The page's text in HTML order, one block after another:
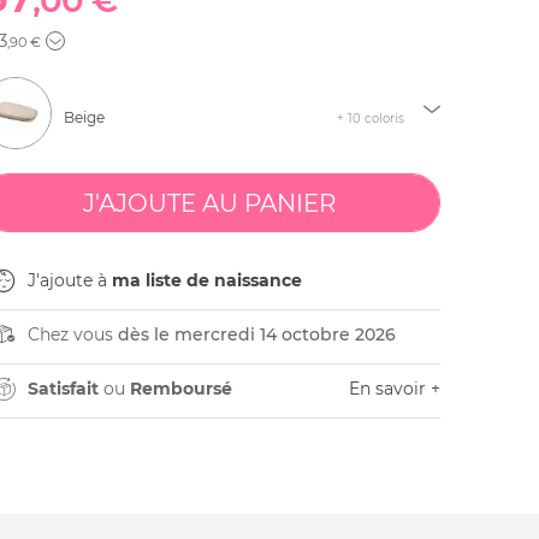
,90 €
Beige + 10 coloris
J'ajoute à ma liste de naissance
Chez vous dès le mercredi 14 octobre 2026
Satisfaitou Remboursé En savoir +